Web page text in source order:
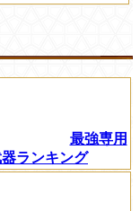
最強専用
ランキング